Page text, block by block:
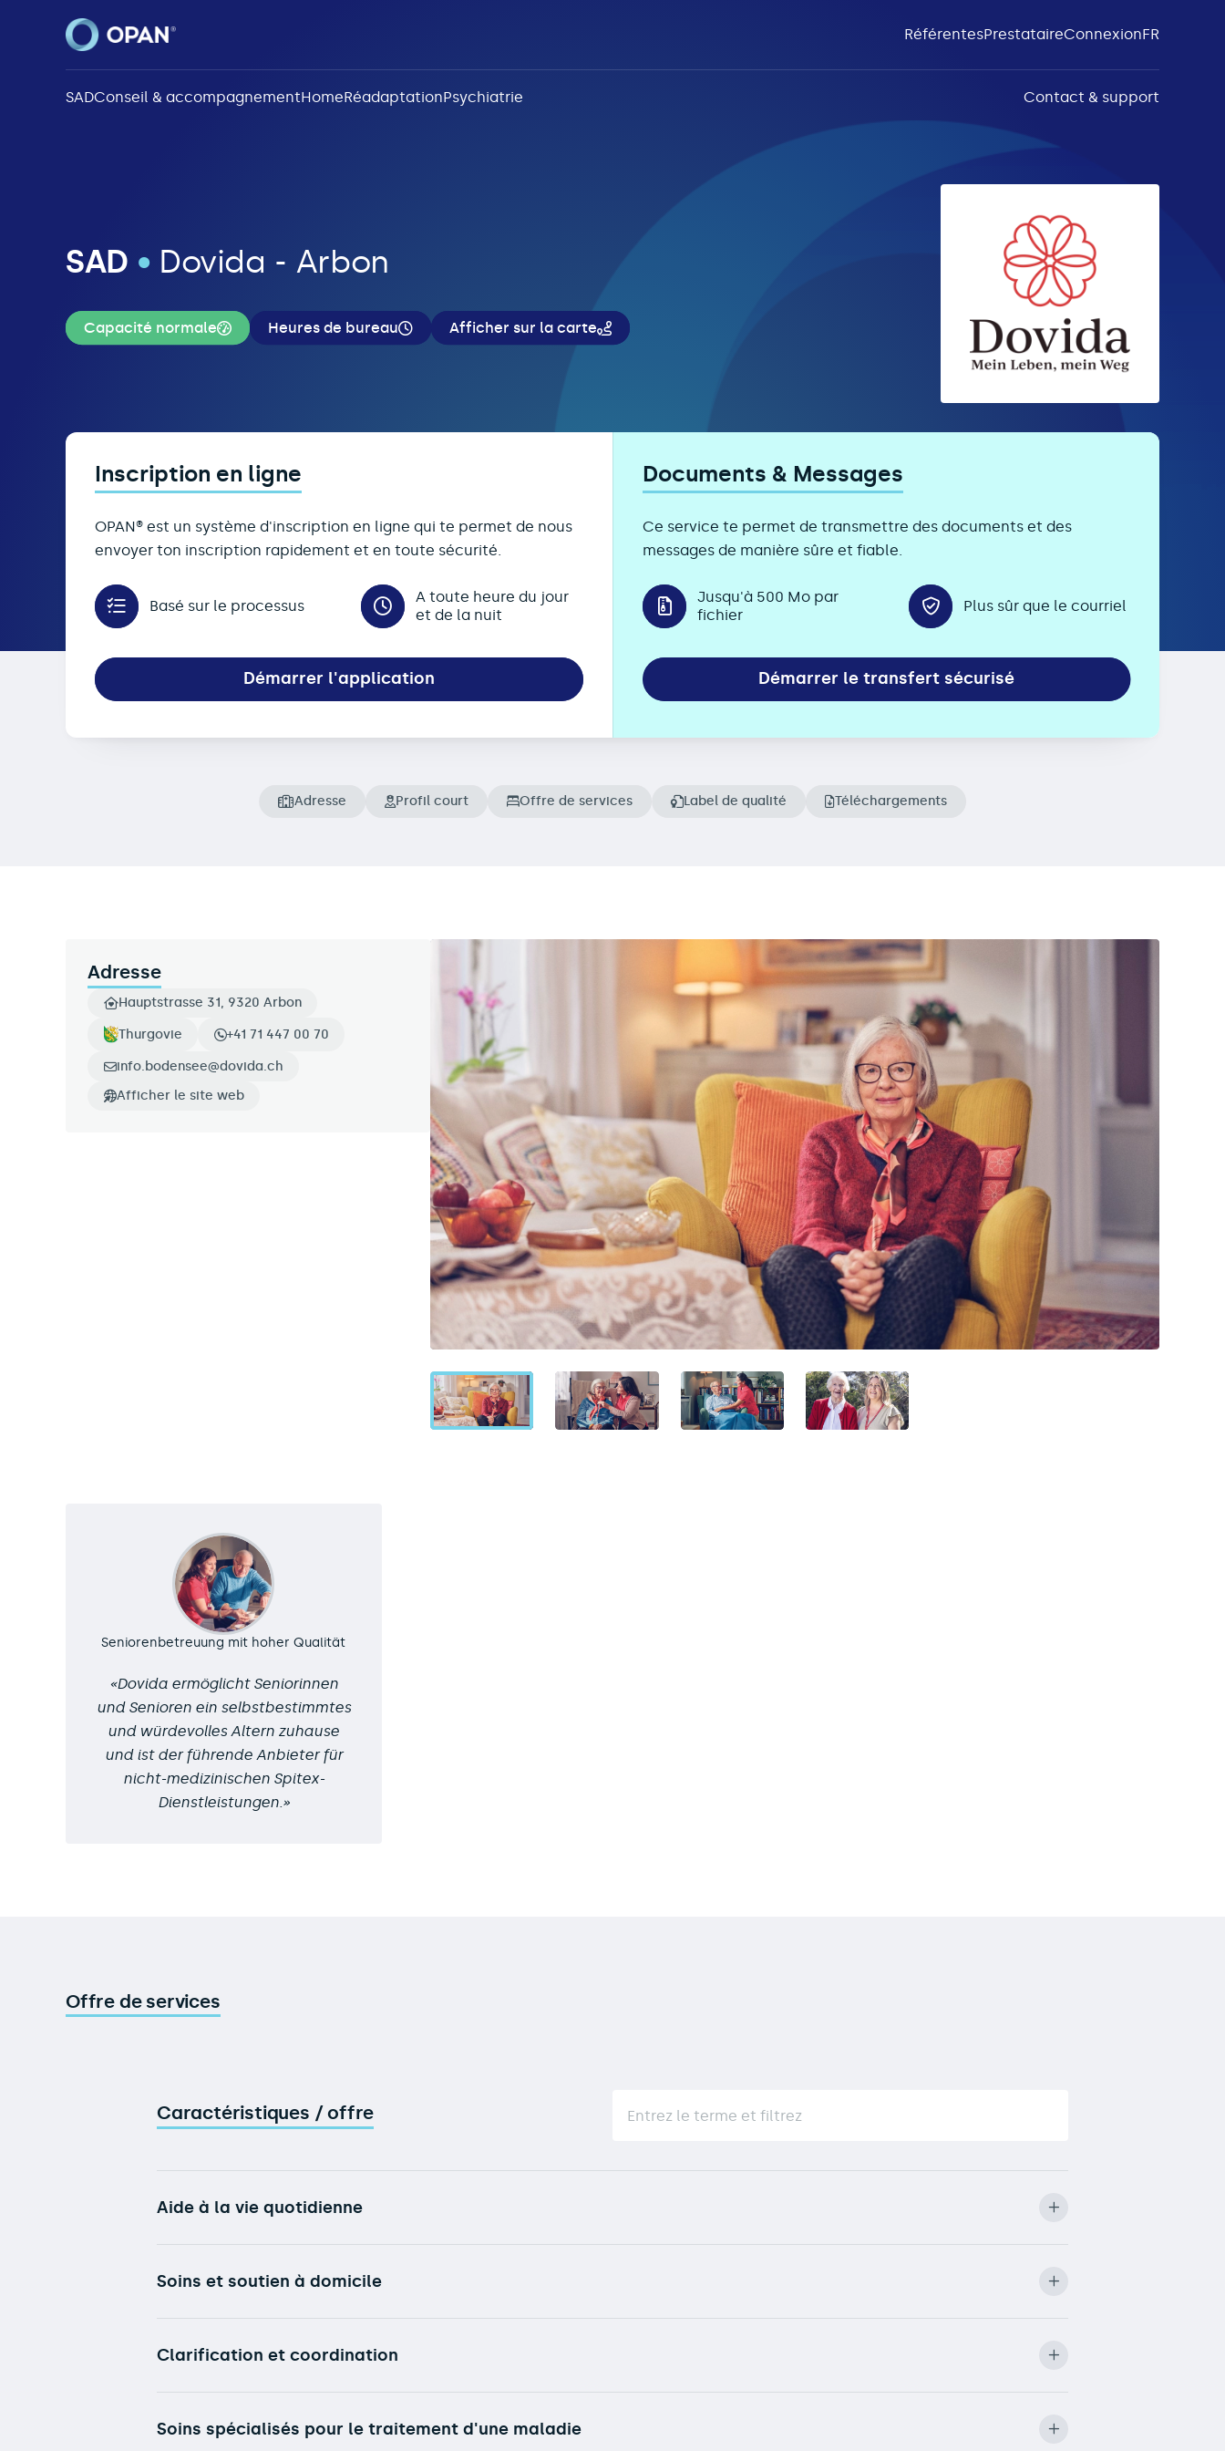
RéférentesPrestataireConnexionFR
SADConseil & accompagnementHomeRéadaptationPsychiatrie Contact & support
SAD • Dovida - Arbon
Capacité normale Heures de bureau Afficher sur la carte
Inscription en ligne
OPAN® est un système d'inscription en ligne qui te permet de nous
envoyer ton inscription rapidement et en toute sécurité.
Basé sur le processus
A toute heure du jour
et de la nuit
Démarrer l'application
Documents & Messages
Ce service te permet de transmettre des documents et des
messages de manière sûre et fiable.
Jusqu'à 500 Mo par
fichier
Plus sûr que le courriel
Démarrer le transfert sécurisé
Adresse Profil court Offre de services Label de qualité Téléchargements
Adresse
Hauptstrasse 31, 9320 Arbon
Thurgovie +41 71 447 00 70
info.bodensee@dovida.ch
Afficher le site web
Seniorenbetreuung mit hoher Qualität
Dovida ermöglicht Seniorinnen
und Senioren ein selbstbestimmtes
und würdevolles Altern zuhause
und ist der führende Anbieter für
nicht-medizinischen Spitex-
Dienstleistungen.
Offre de services
Caractéristiques / offre
Aide à la vie quotidienne
Soins et soutien à domicile
Clarification et coordination
Soins spécialisés pour le traitement d'une maladie